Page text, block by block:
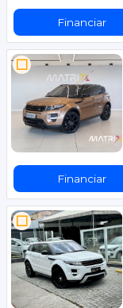
Financiar
Financiar